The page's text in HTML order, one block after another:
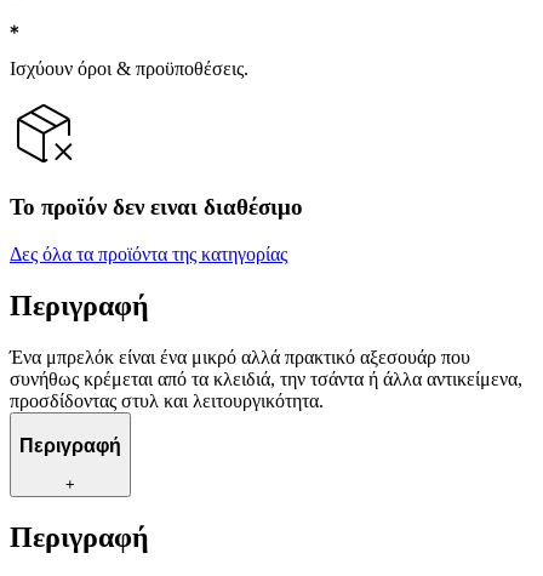
Ισχύουν όροι & προϋποθέσεις.
Το προϊόν δεν ειναι διαθέσιμο
Δες όλα τα προϊόντα της κατηγορίας
Περιγραφή
Ένα μπρελόκ είναι ένα μικρό αλλά πρακτικό αξεσουάρ που
συνήθως κρέμεται από τα κλειδιά, την τσάντα ή άλλα αντικείμενα,
προσδίδοντας στυλ και λειτουργικότητα.
Περιγραφή
+
Περιγραφή